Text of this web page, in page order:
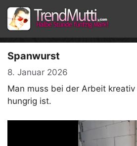
Zum
Inhalt
springen
Spanwurst
8. Januar 2026
Man muss bei der Arbeit
hungrig ist.